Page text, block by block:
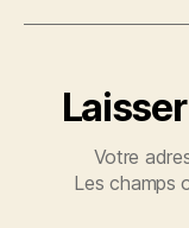
Votre
Les champs